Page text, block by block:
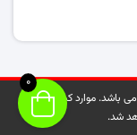
باشد. موارد کپی شده از
شد.
0